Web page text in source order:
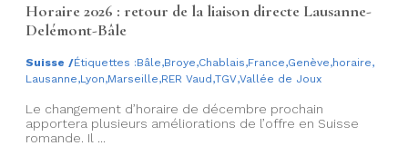
Horaire 2026 : retour de la liaison directe Lausanne-
Delémont-Bâle
Suisse /Étiquettes :Bâle,Broye,Chablais,France,Genève,horaire,
Lausanne,Lyon,Marseille,RER Vaud,TGV,Vallée de Joux
Le changement d’horaire de décembre prochain
apportera plusieurs améliorations de l’offre en Suisse
romande. Il ...